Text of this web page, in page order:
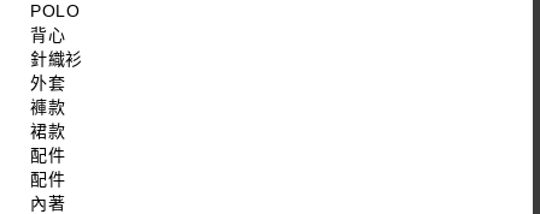
POLO
背心
針織衫
外套
褲款
裙款
配件
配件
內著